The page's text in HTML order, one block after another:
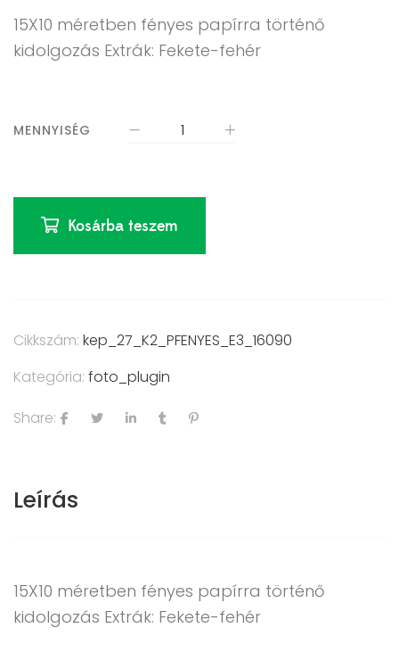
15X10 méretben fényes papírra történő
kidolgozás Extrák: Fekete-fehér
MENNYISÉG
Kosárba teszem
Cikkszám: kep_27_K2_PFENYES_E3_16090
Kategória: foto_plugin
Share:
Leírás
15X10 méretben fényes papírra történő
kidolgozás Extrák: Fekete-fehér